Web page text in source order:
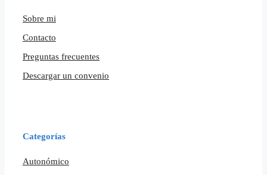
Sobre mi
Contacto
Preguntas frecuentes
Descargar un convenio
Categorías
Autonómico